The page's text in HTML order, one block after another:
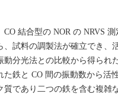
結合型の NOR の NRVS
、試料の調製法が確立でき、
動分光法との比較から得られ
た鉄と CO 間の振動数から
質であり二つの鉄を含む複雑